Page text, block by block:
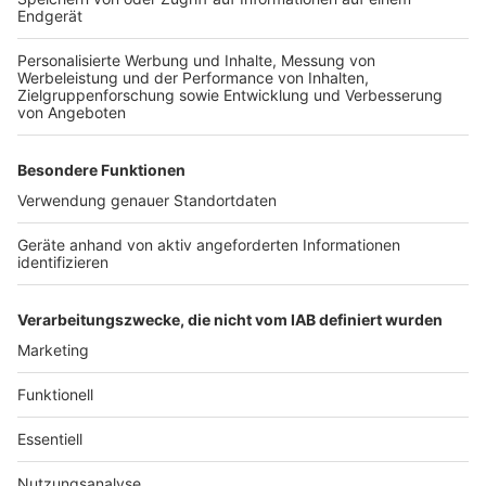
Anzeige
Anwohnerparken in Leverkusen bald teurer?
Prozess gegen Leverkusener startet erneut
Stadt plant langfristigen Pachtvertrag für das
Schlosscafé
Anzeige
Anzeige